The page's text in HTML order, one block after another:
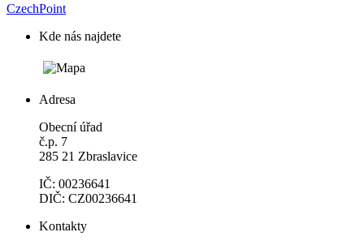
CzechPoint
Kde nás najdete
Adresa
Obecní úřad
č.p. 7
285 21 Zbraslavice
IČ: 00236641
DIČ: CZ00236641
Kontakty